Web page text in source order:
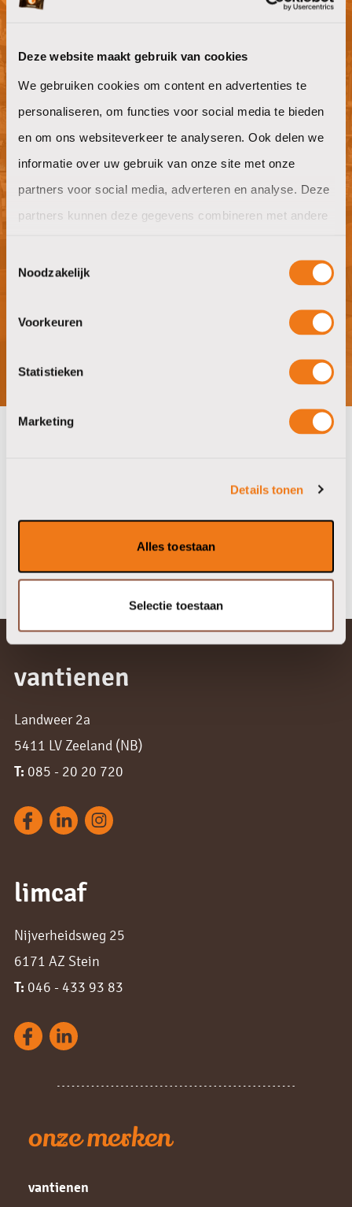
Deze website maakt gebruik van cookies
We gebruiken cookies om content en advertenties te
personaliseren, om functies voor social media te bieden
en om ons websiteverkeer te analyseren. Ook delen we
informatie over uw gebruik van onze site met onze
partners voor social media, adverteren en analyse. Deze
partners kunnen deze gegevens combineren met andere
verzameld op basis van uw gebruik van hun services.
Noodzakelijk
Voorkeuren
Statistieken
Marketing
Details tonen
Alles toestaan
Selectie toestaan
Willen jullie ook goeie koffie op het
werk?
offerte aanvragen
hebben?
onze partners
vantienen
Landweer 2a
5411 LV Zeeland (NB)
T: 085 - 20 20 720
limcaf
Nijverheidsweg 25
6171 AZ Stein
T: 046 - 433 93 83
onze merken
vantienen